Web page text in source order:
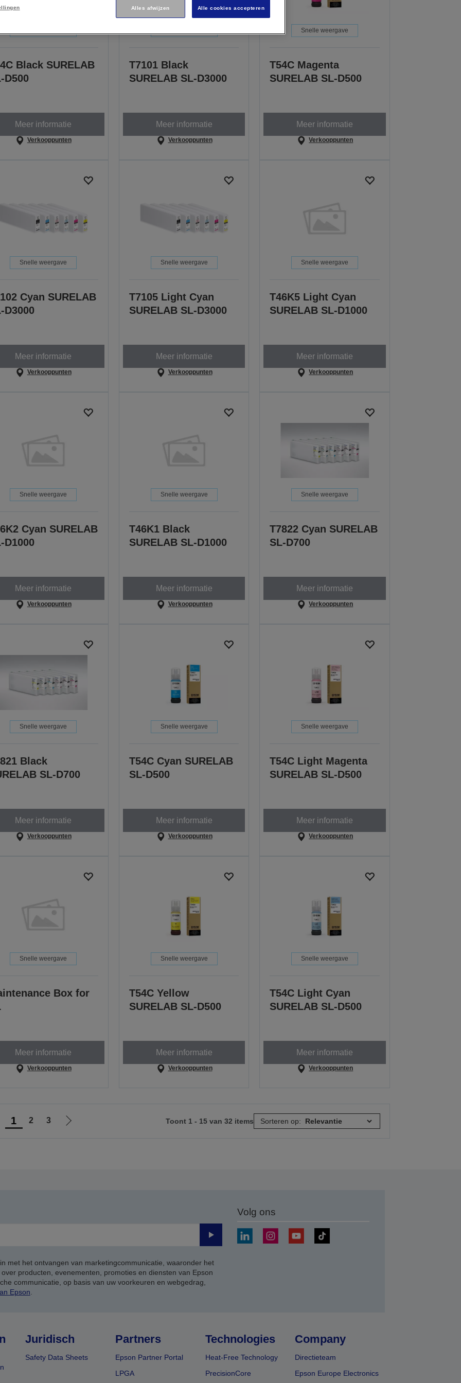
Black SURELAB
D500
Meer informatie
Verkooppunten
T7101 Black
SURELAB SL-D3000
Meer informatie
Verkooppunten
Snelle weergave
T54C Magenta
SURELAB SL-D500
Meer informatie
Verkooppunten
Snelle weergave
Cyan SURELAB
D3000
Meer informatie
Verkooppunten
Snelle weergave
T7105 Light Cyan
SURELAB SL-D3000
Meer informatie
Verkooppunten
Snelle weergave
T46K5 Light Cyan
SURELAB SL-D1000
Meer informatie
Verkooppunten
Snelle weergave
Cyan SURELAB
D1000
Meer informatie
Verkooppunten
Snelle weergave
T46K1 Black
SURELAB SL-D1000
Meer informatie
Verkooppunten
Snelle weergave
T7822 Cyan SURELAB
SL-D700
Meer informatie
Verkooppunten
Snelle weergave
Black
SL-D700
Meer informatie
Verkooppunten
Snelle weergave
T54C Cyan SURELAB
SL-D500
Meer informatie
Verkooppunten
Snelle weergave
T54C Light Magenta
SURELAB SL-D500
Meer informatie
Verkooppunten
Snelle weergave
Box for
Meer informatie
Verkooppunten
Snelle weergave
T54C Yellow
SURELAB SL-D500
Meer informatie
Verkooppunten
Snelle weergave
T54C Light Cyan
SURELAB SL-D500
Meer informatie
Verkooppunten
1 2 3
Ga
Toont 1 - 15 van 32 items Sorteren op:
Verzenden
met het ontvangen van marketingcommunicatie, waaronder het
producten, evenementen, promoties en diensten van Epson
communicatie, op basis van uw voorkeuren en webgedrag,
Epson.
Volg ons
Juridisch
Safety Data Sheets
Partners
Epson Partner Portal
LPGA
Technologies
Heat-Free Technology
PrecisionCore
Company
Directieteam
Epson Europe Electronics
Alles afwijzen Alle cookies accepteren